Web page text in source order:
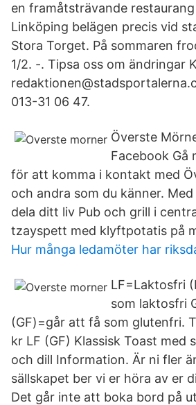
en framåtsträvande
Linköping belägen precis vid
Stora Torget. På sommaren
1/2. -. Tipsa oss om ändringar
013-31 06 47.
Överste
Facebook Gå
för att komma i kontakt med
och andra som du känner.
dela ditt liv Pub och grill i
tzayspett med klyftpotatis på
Hur många ledamöter har
LF=Laktosfri
som laktosfri
(GF)=går att få som glutenfri.
kr LF (GF) Klassisk Toast med
och dill Information. Är ni fler
sällskapet ber vi er höra av er
Det går inte att boka bord på